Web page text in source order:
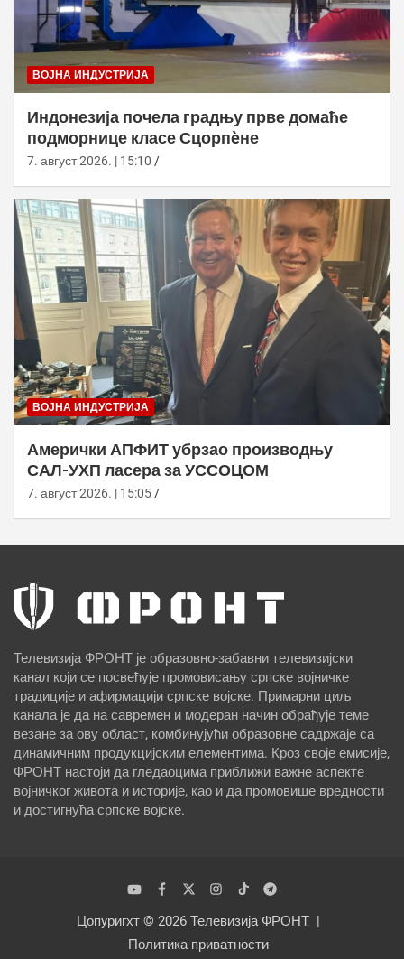
ВОЈНА ИНДУСТРИЈА
Индонезија почела градњу прве домаће
подморнице класе Сцорпèне
7. август 2026. | 15:10
ВОЈНА ИНДУСТРИЈА
Амерички АПФИТ убрзао производњу
САЛ-УХП ласера за УССОЦОМ
7. август 2026. | 15:05
Телевизија ФРОНТ је образовно-забавни телевизијски
канал који се посвећује промовисању српске војничке
традиције и афирмацији српске војске. Примарни циљ
канала је да на савремен и модеран начин обрађује теме
везане за ову област, комбинујући образовне садржаје са
динамичним продукцијским елементима. Кроз своје емисије,
ФРОНТ настоји да гледаоцима приближи важне аспекте
војничког живота и историје, као и да промовише вредности
и достигнућа српске војске.
Цопyригхт © 2026 Телевизија ФРОНТ
Политика приватности